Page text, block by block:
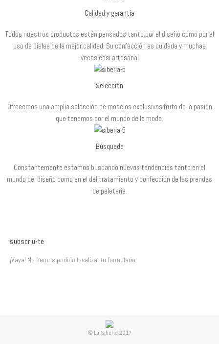
Calidad y garantía
Todos nuestros productos están pensados tanto por el diseño como por el
uso de pieles de la mejor calidad. Su confección es cuidada y muchas
veces casi artesanal
Selección
Ofrecemos una amplia selección de modelos exclusivos fruto de la pasión
que tenemos por el mundo de la moda.
Búsqueda
Constantemente estamos buscando nuevas tendencias tanto en el
mundo del diseño como en el del tratamiento y confección de las prendas
de peletería.
subscriu-te
¡Vaya! No hemos podido localizar tu formulario.
© La Siberia 2017